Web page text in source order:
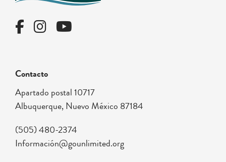
Contacto
Apartado postal 10717
Albuquerque, Nuevo México 87184
(505) 480-2374
Información@gounlimited.org